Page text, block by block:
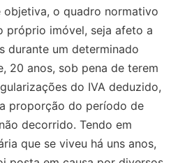
objetiva, o quadro normativo
próprio imóvel, seja afeto a
durante um determinado
20 anos, sob pena de terem
do IVA deduzido,
proporção do período de
decorrido. Tendo em
que se viveu há uns anos,